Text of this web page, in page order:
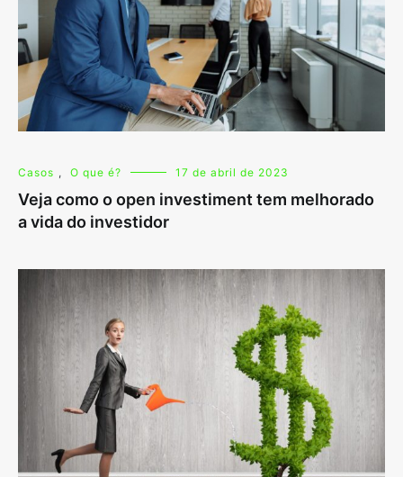
Casos , O que é? 17 de abril de 2023
Veja como o open investiment tem melhorado
a vida do investidor